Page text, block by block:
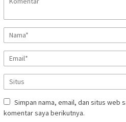
Simpan nama, email, dan situs web
komentar saya berikutnya.